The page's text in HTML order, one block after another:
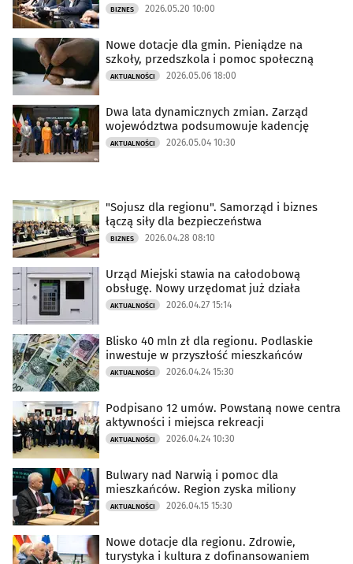
BIZNES 2026.05.20 10:00
Nowe dotacje dla gmin. Pieniądze na
szkoły, przedszkola i pomoc społeczną
AKTUALNOŚCI 2026.05.06 18:00
Dwa lata dynamicznych zmian. Zarząd
województwa podsumowuje kadencję
AKTUALNOŚCI 2026.05.04 10:30
"Sojusz dla regionu". Samorząd i biznes
łączą siły dla bezpieczeństwa
BIZNES 2026.04.28 08:10
Urząd Miejski stawia na całodobową
obsługę. Nowy urzędomat już działa
AKTUALNOŚCI 2026.04.27 15:14
Blisko 40 mln zł dla regionu. Podlaskie
inwestuje w przyszłość mieszkańców
AKTUALNOŚCI 2026.04.24 15:30
Podpisano 12 umów. Powstaną nowe centra
aktywności i miejsca rekreacji
AKTUALNOŚCI 2026.04.24 10:30
Bulwary nad Narwią i pomoc dla
mieszkańców. Region zyska miliony
AKTUALNOŚCI 2026.04.15 15:30
Nowe dotacje dla regionu. Zdrowie,
turystyka i kultura z dofinansowaniem